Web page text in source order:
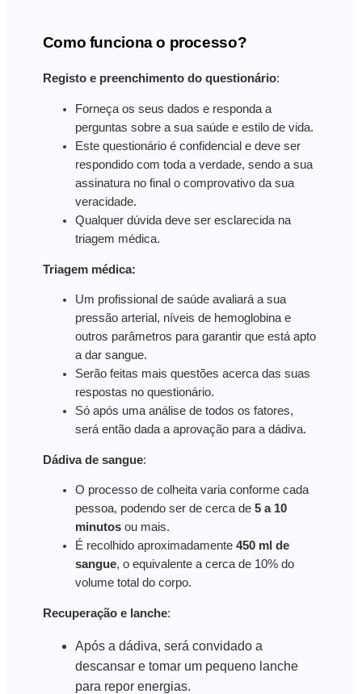
Como funciona o processo?
Registo e preenchimento do questionário:
Forneça os seus dados e responda a
perguntas sobre a sua saúde e estilo de vida.
Este questionário é confidencial e deve ser
respondido com toda a verdade, sendo a sua
assinatura no final o comprovativo da sua
veracidade.
Qualquer dúvida deve ser esclarecida na
triagem médica.
Triagem médica:
Um profissional de saúde avaliará a sua
pressão arterial, níveis de hemoglobina e
outros parâmetros para garantir que está apto
a dar sangue.
Serão feitas mais questões acerca das suas
respostas no questionário.
Só após uma análise de todos os fatores,
será então dada a aprovação para a dádiva.
Dádiva de sangue:
O processo de colheita varia conforme cada
pessoa, podendo ser de cerca de 5 a 10
minutosou mais.
É recolhido aproximadamente 450 ml de
sangue, o equivalente a cerca de 10% do
volume total do corpo.
Recuperação e lanche:
Após a dádiva, será convidado a
descansar e tomar um pequeno lanche
para repor energias.